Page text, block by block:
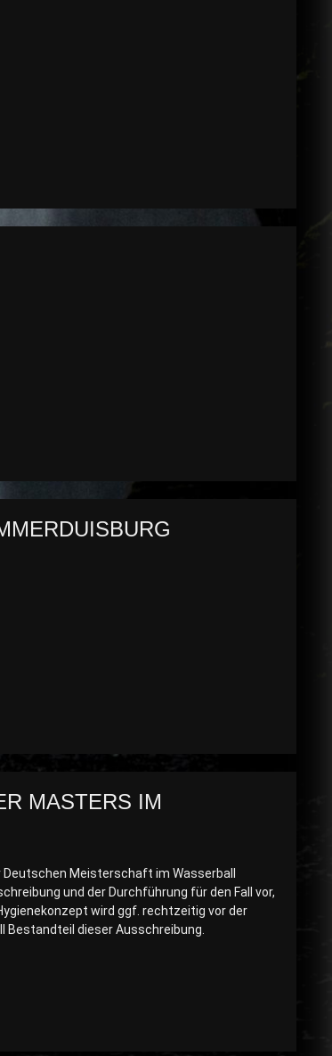
MASTERS IM
Meisterschaft im Wasserball
und der Durchführung für den Fall vor,
wird ggf. rechtzeitig vor der
dieser Ausschreibung.